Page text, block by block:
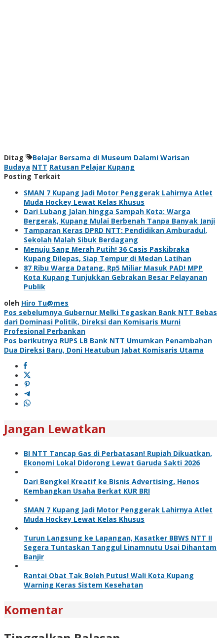
Ditag Belajar Bersama di Museum Dalami Warisan
Budaya NTT Ratusan Pelajar Kupang
Posting Terkait
SMAN 7 Kupang Jadi Motor Penggerak Lahirnya Atlet
Muda Hockey Lewat Kelas Khusus
Dari Lubang Jalan hingga Sampah Kota: Warga
Bergerak, Kupang Mulai Berbenah Tanpa Banyak Janji
Tamparan Keras DPRD NTT: Pendidikan Amburadul,
Sekolah Malah Sibuk Berdagang
Menuju Sang Merah Putih! 36 Casis Paskibraka
Kupang Dilepas, Siap Tempur di Medan Latihan
87 Ribu Warga Datang, Rp5 Miliar Masuk PAD! MPP
Kota Kupang Tunjukkan Gebrakan Besar Pelayanan
Publik
oleh Hiro Tu@mes
Navigasi
pos
Pos sebelumnya Gubernur Melki Tegaskan Bank NTT Bebas
dari Dominasi Politik, Direksi dan Komisaris Murni
Profesional Perbankan
Pos berikutnya RUPS LB Bank NTT Umumkan Penambahan
Dua Direksi Baru, Doni Heatubun Jabat Komisaris Utama
Jangan Lewatkan
BI NTT Tancap Gas di Perbatasan! Rupiah Dikuatkan,
Ekonomi Lokal Didorong Lewat Garuda Sakti 2026
Dari Bengkel Kreatif ke Bisnis Advertising, Henos
Kembangkan Usaha Berkat KUR BRI
SMAN 7 Kupang Jadi Motor Penggerak Lahirnya Atlet
Muda Hockey Lewat Kelas Khusus
Turun Langsung ke Lapangan, Kasatker BBWS NTT II
Segera Tuntaskan Tanggul Linamnutu Usai Dihantam
Banjir
Rantai Obat Tak Boleh Putus! Wali Kota Kupang
Warning Keras Sistem Kesehatan
Komentar